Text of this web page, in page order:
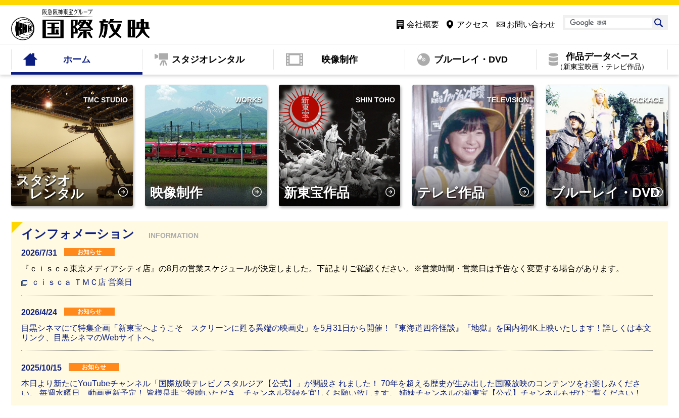
会社概要 アクセス お問い合わせ
ホーム スタジオレンタル 映像制作 ブルーレイ・DVD 作品データベース
（新東宝映画・テレビ作品）
スタジオ
レンタル
TMC STUDIO
映像制作
WORKS
新東宝作品
SHIN TOHO
テレビ作品
TELEVISION
ブルーレイ・DVD
PACKAGE
インフォメーション INFORMATION
2026/7/31 お知らせ
『ｃｉｓｃａ東京メディアシティ店』の8月の営業スケジュールが決定しました。下記よりご確認ください。※営業時間・営業日は予告なく変更する場合があります。
ｃｉｓｃａ ＴＭＣ店 営業日
2026/4/24 お知らせ
目黒シネマにて特集企画「新東宝へようこそ スクリーンに甦る異端の映画史」を5月31日から開催！『東海道四谷怪談』『地獄』を国内初4K上映いたします！詳しくは本文
リンク、目黒シネマのWebサイトへ。
2025/10/15 お知らせ
本日より新たにYouTubeチャンネル「国際放映テレビノスタルジア【公式】」が開設さ れました！ 70年を超える歴史が生み出した国際放映のコンテンツをお楽しみくださ
い。 毎週水曜日 動画更新予定！ 皆様是非ご視聴いただき、チャンネル登録を宜しくお願い致します。 姉妹チャンネルの新東宝【公式】チャンネルもぜひご覧ください！